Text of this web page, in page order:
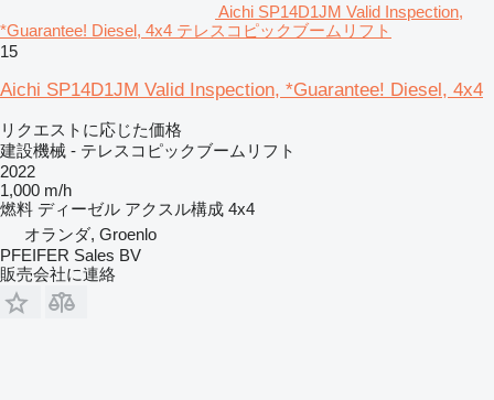
Aichi SP14D1JM Valid Inspection,
*Guarantee! Diesel, 4x4 テレスコピックブームリフト
15
Aichi SP14D1JM Valid Inspection, *Guarantee! Diesel, 4x4
リクエストに応じた価格
建設機械 - テレスコピックブームリフト
2022
1,000 m/h
燃料 ディーゼル アクスル構成 4x4
オランダ, Groenlo
PFEIFER Sales BV
販売会社に連絡